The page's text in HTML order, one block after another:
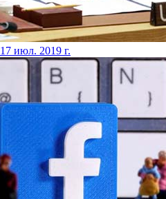
17 июл. 2019 г.